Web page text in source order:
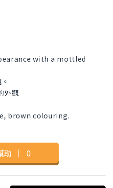
with a mottled
外觀
brown colouring.
助 ｜ 0